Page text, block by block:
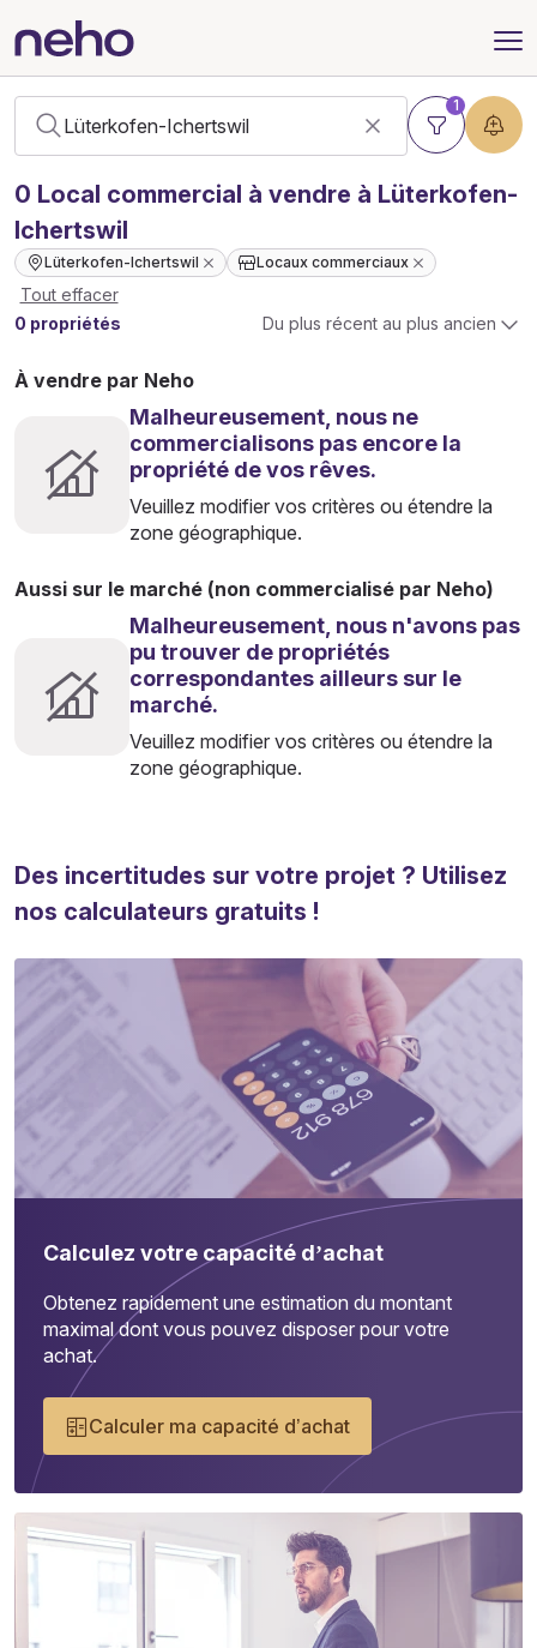
1
0 Local commercial à vendre à Lüterkofen-
Ichertswil
Lüterkofen-Ichertswil Locaux commerciaux
Tout effacer
0 propriétés
Du plus récent au plus ancien
À vendre par Neho
Malheureusement, nous ne
commercialisons pas encore la
propriété de vos rêves.
Veuillez modifier vos critères ou étendre la
zone géographique.
Aussi sur le marché (non commercialisé par Neho)
Malheureusement, nous n'avons pas
pu trouver de propriétés
correspondantes ailleurs sur le
marché.
Veuillez modifier vos critères ou étendre la
zone géographique.
Des incertitudes sur votre projet ? Utilisez
nos calculateurs gratuits !
Calculez votre capacité d’achat
Obtenez rapidement une estimation du montant
maximal dont vous pouvez disposer pour votre
achat.
Calculer ma capacité d’achat